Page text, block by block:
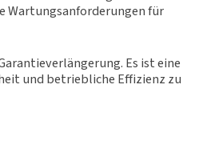
Wartungsanforderungen für
Es ist eine
und betriebliche Effizienz zu